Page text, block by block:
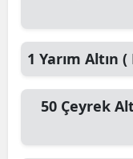
1 Yarım Altın (
50 Çeyrek